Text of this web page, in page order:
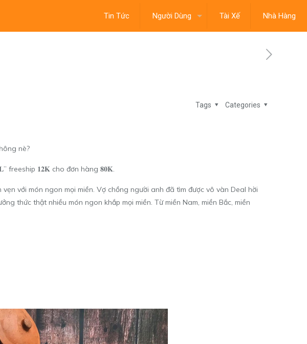
Tin Tức Người Dùng Tài Xế Nhà Hàng
Categories
Tags
nè?
freeship 𝟏𝟐𝐊 cho đơn hàng 𝟖𝟎𝐊.
với món ngon mọi miền. Vợ chồng người anh đã tìm được vô vàn Deal hời
thức thật nhiều món ngon khắp mọi miền. Từ miền Nam, miền Bắc, miền